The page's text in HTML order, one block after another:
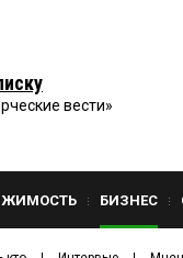
вести»
БИЗНЕС